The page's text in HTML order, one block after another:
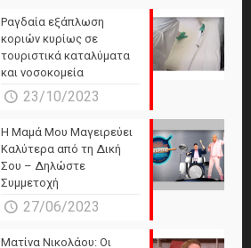
Ραγδαία εξάπλωση
κοριών κυρίως σε
τουριστικά καταλύματα
και νοσοκομεία
23/10/2023
Η Μαμά Μου Μαγειρεύει
Καλύτερα από τη Δική
Σου – Δηλώστε
Συμμετοχή
27/06/2023
Ματίνα Νικολάου: Οι